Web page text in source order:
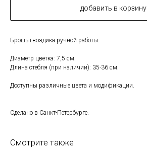
добавить в корзину
Брошь-гвоздика ручной работы.
Диаметр цветка: 7,5 см.
Длина стебля (при наличии): 35-36 см.
Доступны различные цвета и модификации.
Сделано в Санкт-Петербурге.
Смотрите также